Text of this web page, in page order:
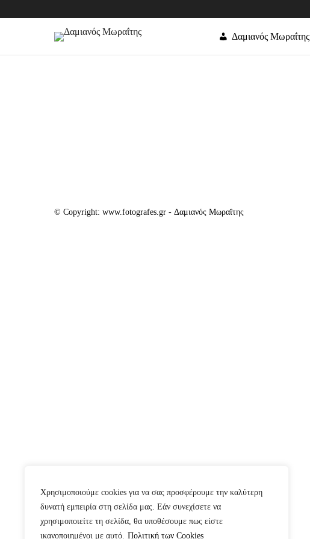
Χρησιμοποιούμε cookies για να σας προσφέρουμε την καλύτερη
δυνατή εμπειρία στη σελίδα μας. Εάν συνεχίσετε να
χρησιμοποιείτε τη σελίδα, θα υποθέσουμε πως είστε
ικανοποιημένοι με αυτό. Πολιτική των Cookies
Δαμιανός Μωραΐτης
© Copyright: www.fotografes.gr - Δαμιανός Μωραΐτης